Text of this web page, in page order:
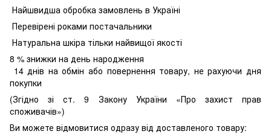
Найшвидша обробка замовлень в Україні
Перевірені роками постачальники
Натуральна шкіра тільки найвищої якості
8 % знижки на день народження
14 днів на обмін або повернення товару, не рахуючи дня
покупки
(Згідно зі ст. 9 Закону України «Про захист прав
споживачів»)
Ви можете відмовитися одразу від доставленого товару: